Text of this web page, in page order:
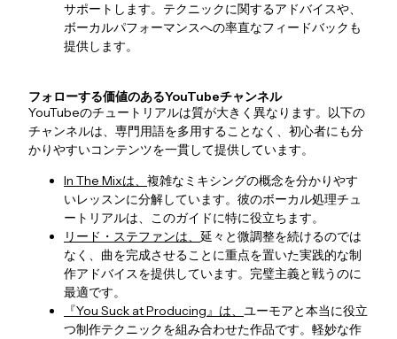
サポートします。テクニックに関するアドバイスや、
ボーカルパフォーマンスへの率直なフィードバックも
提供します。
フォローする価値のあるYouTubeチャンネル
YouTubeのチュートリアルは質が大きく異なります。以下の
チャンネルは、専門用語を多用することなく、初心者にも分
かりやすいコンテンツを一貫して提供しています。
In The Mixは、 複雑なミキシングの概念を分かりやす
いレッスンに分解しています。彼のボーカル処理チュ
ートリアルは、このガイドに特に役立ちます。
リード・ステファンは、 延々と微調整を続けるのでは
なく、曲を完成させることに重点を置いた実践的な制
作アドバイスを提供しています。完璧主義と戦うのに
最適です。
『You Suck at Producing』は、 ユーモアと本当に役立
つ制作テクニックを組み合わせた作品です。軽妙な作